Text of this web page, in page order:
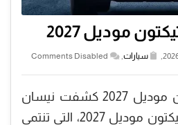
موديل 2027
سيارات,
Comments Disabled
مميزات نيسان تيكتون موديل 2027 كشفت نيسان
عن سيارتها الجديدة تيكتون موديل 2027، التي تنتمي